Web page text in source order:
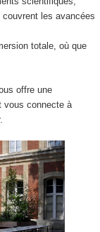
les avancées
totale, où que
offre une
vous connecte à